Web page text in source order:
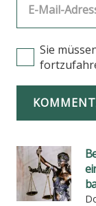
Sie